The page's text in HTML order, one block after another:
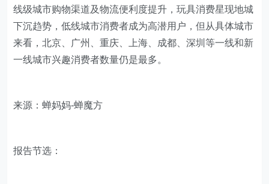
线级城市购物渠道及物流便利度提升，玩具消费星现地城
下沉趋势，低线城市消费者成为高潜用户，但从具体城市
来看，北京、广州、重庆、上海、成都、深圳等一线和新
一线城市兴趣消费者数量仍是最多。
来源：蝉妈妈-蝉魔方
报告节选：